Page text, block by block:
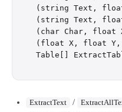
(string Text,
(string Text,
(char Char, float
(float X, float Y,
ExtractText /